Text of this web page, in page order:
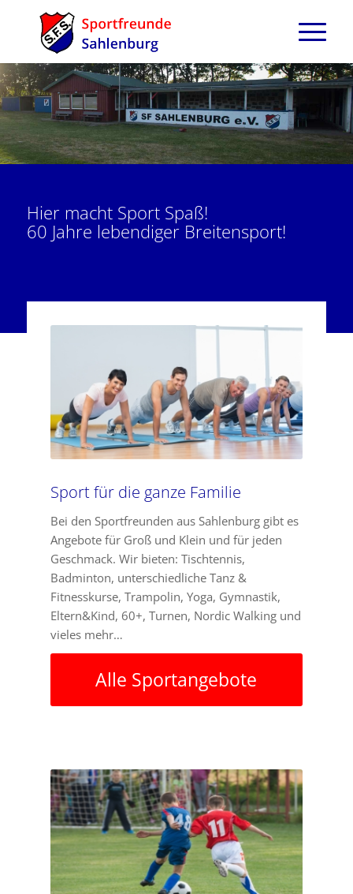
Hier macht Sport Spaß!
60 Jahre lebendiger Breitensport!
Sport für die ganze Familie
Bei den Sportfreunden aus Sahlenburg gibt es
Angebote für Groß und Klein und für jeden
Geschmack. Wir bieten: Tischtennis,
Badminton, unterschiedliche Tanz &
Fitnesskurse, Trampolin, Yoga, Gymnastik,
Eltern&Kind, 60+, Turnen, Nordic Walking und
vieles mehr…
Alle Sportangebote